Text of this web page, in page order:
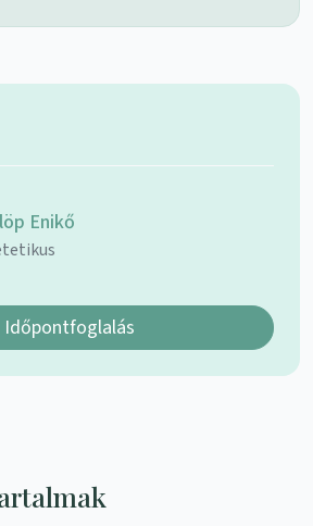
Enikő
Időpontfoglalás